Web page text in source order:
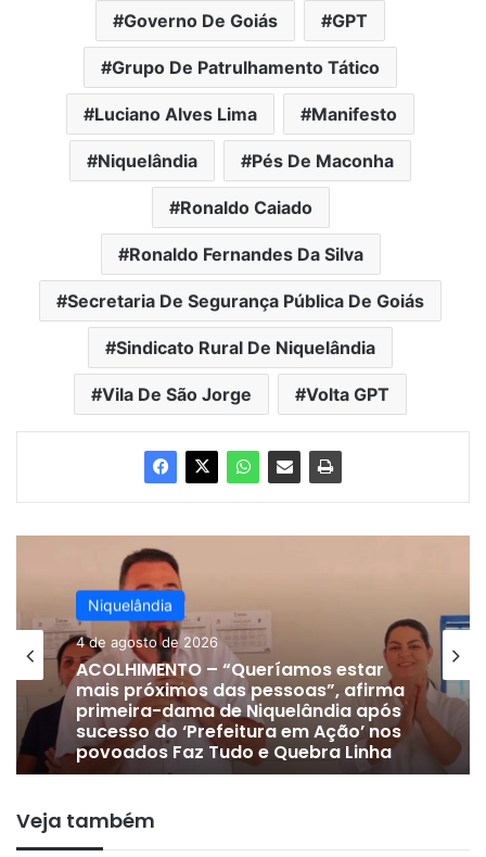
Governo De Goiás GPT
Grupo De Patrulhamento Tático
Luciano Alves Lima Manifesto
Niquelândia Pés De Maconha
Ronaldo Caiado
Ronaldo Fernandes Da Silva
Secretaria De Segurança Pública De Goiás
Sindicato Rural De Niquelândia
Vila De São Jorge Volta GPT
Niquelândia
4 de agosto de 2026
ACOLHIMENTO – “Queríamos estar
mais próximos das pessoas”, afirma
Niquelândia
24 de julho de 2026
DE OLHO EM 2028 | Vice-prefeito
Gervam Freitas oficializa apoio a
Lissauer Vieira após rompimento
com prefeito em Niquelândia
Veja também